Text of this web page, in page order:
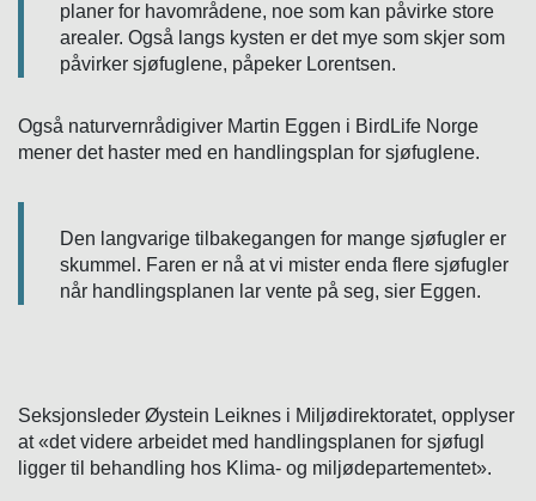
planer for havområdene, noe som kan påvirke store
arealer. Også langs kysten er det mye som skjer som
påvirker sjøfuglene, påpeker Lorentsen.
Også naturvernrådigiver Martin Eggen i BirdLife Norge
mener det haster med en handlingsplan for sjøfuglene.
Den langvarige tilbakegangen for mange sjøfugler er
skummel. Faren er nå at vi mister enda flere sjøfugler
når handlingsplanen lar vente på seg, sier Eggen.
Seksjonsleder Øystein Leiknes i Miljødirektoratet, opplyser
at «det videre arbeidet med handlingsplanen for sjøfugl
ligger til behandling hos Klima- og miljødepartementet».